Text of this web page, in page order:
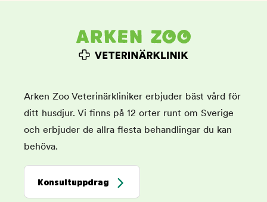
Arken Zoo Veterinärkliniker erbjuder bäst vård för
ditt husdjur. Vi finns på 12 orter runt om Sverige
och erbjuder de allra flesta behandlingar du kan
behöva.
Konsultuppdrag